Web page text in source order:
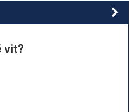
vit?